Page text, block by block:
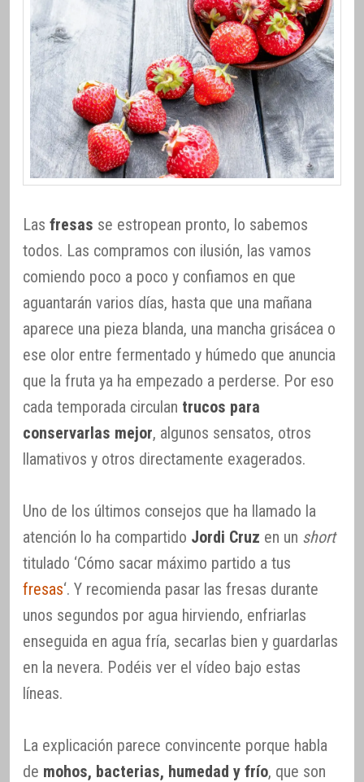
Las fresas se estropean pronto, lo sabemos
todos. Las compramos con ilusión, las vamos
comiendo poco a poco y confiamos en que
aguantarán varios días, hasta que una mañana
aparece una pieza blanda, una mancha grisácea o
ese olor entre fermentado y húmedo que anuncia
que la fruta ya ha empezado a perderse. Por eso
cada temporada circulan trucos para
conservarlas mejor, algunos sensatos, otros
llamativos y otros directamente exagerados.
Uno de los últimos consejos que ha llamado la
atención lo ha compartido Jordi Cruz en un short
titulado ‘Cómo sacar máximo partido a tus
fresas‘. Y recomienda pasar las fresas durante
unos segundos por agua hirviendo, enfriarlas
enseguida en agua fría, secarlas bien y guardarlas
en la nevera. Podéis ver el vídeo bajo estas
líneas.
La explicación parece convincente porque habla
de mohos, bacterias, humedad y frío, que son